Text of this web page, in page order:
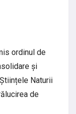
ordinul de
și
Naturii
de